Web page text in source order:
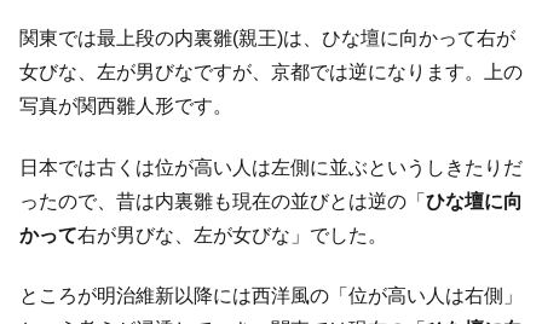
関東では最上段の内裏雛(親王)は、ひな壇に向かって右が
女びな、左が男びなですが、京都では逆になります。上の
写真が関西雛人形です。
日本では古くは位が高い人は左側に並ぶというしきたりだ
ったので、昔は内裏雛も現在の並びとは逆の「 ひな壇に向
かって右が男びな、左が女びな」でした。
ところが明治維新以降には西洋風の「位が高い人は右側」